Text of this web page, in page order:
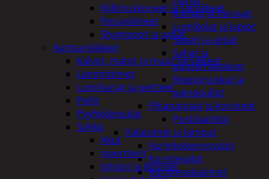
Kuokat ja haravat
Lumikolat ja lapiot
Saavit ja astiat
Sahat ja
puutarhasakset
Reppuruiskut ja
painepullot
Pihapatsaat ja koristeet
Postilaatikot
Valaisimet ja lamput
Aurinkokennovalot
Koristevalot
Koristevalaisimet
Kiillotuskoneet ja tarvikkeet
Pesuvälineet
Shampoot ja vahat
Autotarvikkeet
Kalvot, matot ja muut tarvikkeet
Lämmittimet
Lumiharjat ja peitteet
Peilit
Pyyhkijänsulat
Sähkö
Akut
invertterit
Johdot ja liittimet